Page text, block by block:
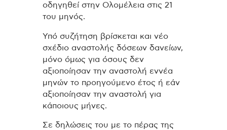
οδηγηθεί στην Ολομέλεια στις 21
του μηνός.
Υπό συζήτηση βρίσκεται και νέο
σχέδιο αναστολής δόσεων δανείων,
μόνο όμως για όσους δεν
αξιοποίησαν την αναστολή εννέα
μηνών το προηγούμενο έτος ή εάν
αξιοποίησαν την αναστολή για
κάποιους μήνες.
Σε δηλώσεις του με το πέρας της